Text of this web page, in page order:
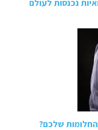
נכנסות לעולם
שלכם?